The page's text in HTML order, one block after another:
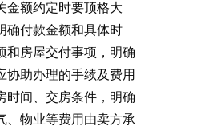
金额约定时要顶格大
确付款金额和具体时
和房屋交付事项，明确
协助办理的手续及费用
时间、交房条件，明确
、物业等费用由卖方承